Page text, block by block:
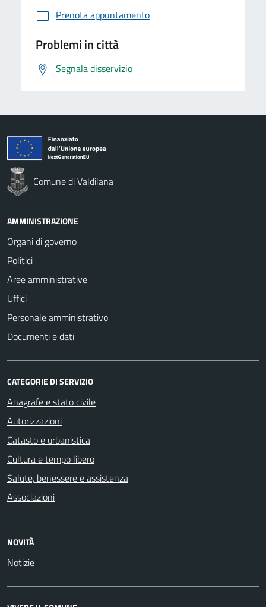
Prenota appuntamento
Problemi in città
Segnala disservizio
Comune di Valdilana
AMMINISTRAZIONE
Organi di governo
Politici
Aree amministrative
Uffici
Personale amministrativo
Documenti e dati
CATEGORIE DI SERVIZIO
Anagrafe e stato civile
Autorizzazioni
Catasto e urbanistica
Cultura e tempo libero
Salute, benessere e assistenza
Associazioni
NOVITÀ
Notizie